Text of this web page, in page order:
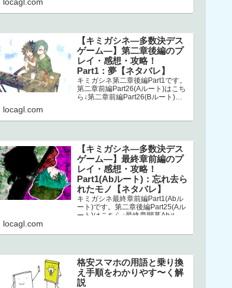
ら…
【キミガシネ―多数決デス
ゲーム―】第二章後編のプ
レイ・感想・攻略！
Part1：夢【ネタバレ】
キミガシネ第二章後編Part1です。
第二章前編Part26(Aルート)はこち
ら↓第二章前編Part26(Bルート)は
locagl.com
【キミガシネ―多数決デス
ゲーム―】最終章前編のプ
レイ・感想・攻略！
Part1(Abルート)：忘れ去ら
れたモノ【ネタバレ】
キミガシネ最終章前編Part1(Abル
ート)です。第二章後編Part25(Aル
ート)はこちら↓最終章開幕Abルー
locagl.com
格安スマホの用語と乗り換
え手順をわかりやす〜く解
説